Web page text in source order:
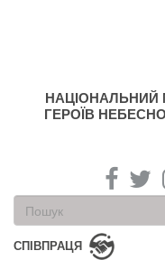
ГЕРОЇВ
Пошукова
форма
Пошук
СПІВПРАЦЯ